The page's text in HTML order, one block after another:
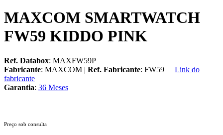
MAXCOM SMARTWATCH
FW59 KIDDO PINK
Ref. Databox: MAXFW59P
Fabricante: MAXCOM | Ref. Fabricante: FW59
Link do
fabricante
Garantia: 36 Meses
Preço sob consulta